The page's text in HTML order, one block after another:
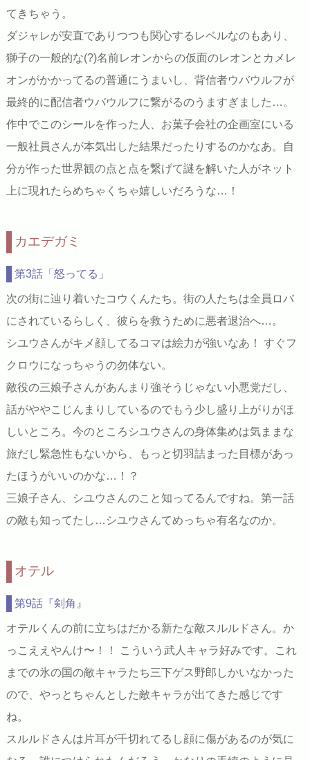
てきちゃう。
ダジャレが安直でありつつも関心するレベルなのもあり、
獅子の一般的な(?)名前レオンからの仮面のレオンとカメレ
オンがかかってるの普通にうまいし、背信者ウバウルフが
最終的に配信者ウバウルフに繋がるのうますぎました…。
作中でこのシールを作った人、お菓子会社の企画室にいる
一般社員さんが本気出した結果だったりするのかなあ。自
分が作った世界観の点と点を繋げて謎を解いた人がネット
上に現れたらめちゃくちゃ嬉しいだろうな…！
カエデガミ
第3話「怒ってる」
次の街に辿り着いたコウくんたち。街の人たちは全員ロバ
にされているらしく、彼らを救うために悪者退治へ…。
シユウさんがキメ顔してるコマは絵力が強いなあ！ すぐフ
クロウになっちゃうの勿体ない。
敵役の三娘子さんがあんまり強そうじゃない小悪党だし、
話がややこじんまりしているのでもう少し盛り上がりがほ
しいところ。今のところシユウさんの身体集めは気ままな
旅だし緊急性もないから、もっと切羽詰まった目標があっ
たほうがいいのかな…！？
三娘子さん、シユウさんのこと知ってるんですね。第一話
の敵も知ってたし…シユウさんてめっちゃ有名なのか。
オテル
第9話『剣角』
オテルくんの前に立ちはだかる新たな敵スルルドさん。か
っこええやんけ〜！！ こういう武人キャラ好みです。これ
までの氷の国の敵キャラたち三下ゲス野郎しかいなかった
ので、やっとちゃんとした敵キャラが出てきた感じです
ね。
スルルドさんは片耳が千切れてるし顔に傷があるのが気に